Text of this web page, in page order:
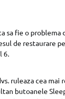
sa fie o
de restaurare
6.
ruleaza cea
butoanele